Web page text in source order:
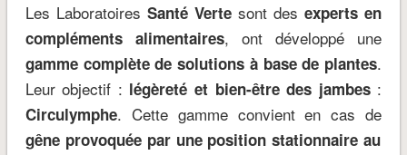
Les Laboratoires Santé Vertesont desexperts en
compléments alimentaires, ont développé une
gamme complète de solutions à base de plantes.
Leur objectif : légèreté et bien-être des jambes:
Circulymphe. Cette gamme convient en cas de
gêne provoquée par une position stationnaire au